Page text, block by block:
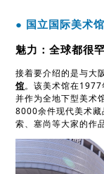
● 国立国际美术馆
魅力：全球都很
接着要介绍的是与大
馆。该美术馆在1977
并作为全地下型美术
8000余件现代美术藏
索、塞尚等大家的作品